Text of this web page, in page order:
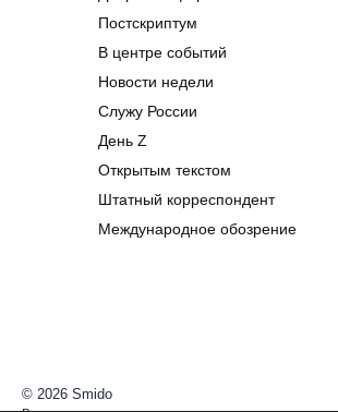
Постскриптум
В центре событий
Новости недели
Служу России
День Z
Открытым текстом
Штатный корреспондент
Международное обозрение
© 2026 Smido